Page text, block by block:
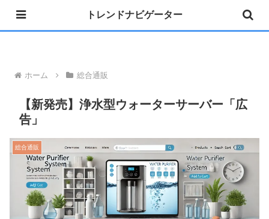
»公式 Instagram 開設しました
ホーム 総合通販
【新発売】浄水型ウォーターサーバー「広
告」
総合通販
トレンドナビゲーター